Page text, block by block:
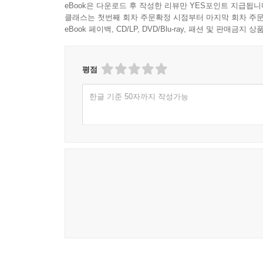
이 글은 자신을 타자화한 자전적 산문으로, 세상
상식적이고 상투적인 내용을 말하지 않고, 남과는
“아아! 오늘날의 사대부는 모두 때만 잘 얻고 지
자제들에게 허겁지겁 공령문(功令文)이나 익히
eBook은 다운로드 후 작성한 리뷰만 YES포인트 지급됩니
클래스는 첫번째 회차 주문확정 시점부터 마지막 회차 주
eBook 페이백, CD/LP, DVD/Blu-ray, 패션 및 판매금지 상
평점
한글 기준 50자까지 작성가능